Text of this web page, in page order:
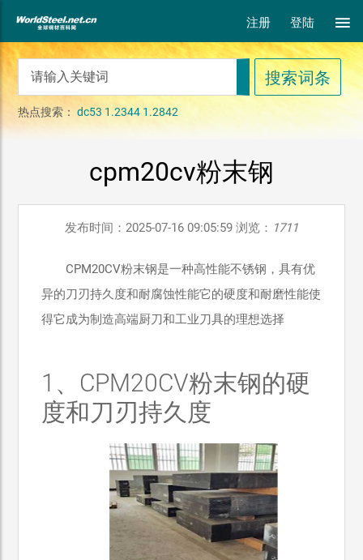
注册 登陆
热点搜索：dc53 1.2344 1.2842
cpm20cv粉末钢
发布时间：2025-07-16 09:05:59 浏览： 1711
CPM20CV粉末钢是一种高性能不锈钢，具有优
异的刀刃持久度和耐腐蚀性能它的硬度和耐磨性能使
得它成为制造高端厨刀和工业刀具的理想选择
1、CPM20CV粉末钢的硬
度和刀刃持久度